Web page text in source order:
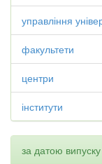
управління
факультети
центри
інститути
за датою випуску